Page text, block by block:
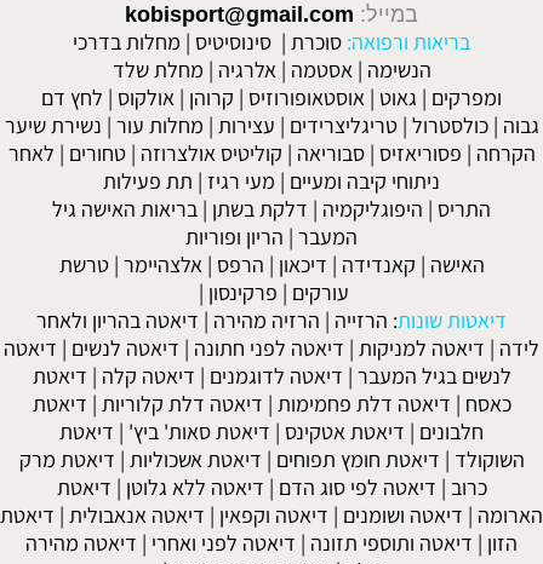
במייל: kobisport@gmail.com
בריאות ורפואה: סוכרת | סינוסיטיס | מחלות בדרכי
הנשימה | אסטמה | אלרגיה | מחלת שלד
ומפרקים | גאוט | אוסטאופורוזיס | קרוהן | אולקוס | לחץ דם
גבוה |כולסטרול |טריגליצרידים | עצירות | מחלות עור | נשירת שיער
הקרחה | פסוריאזיס |סבוריאה | קוליטיס אולצרוזה |טחורים | לאחר
ניתוחי קיבה ומעיים | מעי רגיז | תת פעילות
התריס | היפוגליקמיה | דלקת בשתן | בריאות האישה גיל
המעבר | הריון ופוריות
האישה | קאנדידה | דיכאון | הרפס | אלצהיימר |טרשת
עורקים | פרקינסון |
דיאטות שונות: הרזייה | הרזיה מהירה | דיאטה בהריון ולאחר
לידה | דיאטה למניקות | דיאטה לפני חתונה | דיאטה לנשים | דיאטה
לנשים בגיל המעבר | דיאטה לדוגמנים | דיאטה קלה | דיאטת
כאסח | דיאטה דלת פחמימות | דיאטה דלת קלוריות | דיאטת
חלבונים | דיאטת אטקינס | דיאטת סאות' ביץ' | דיאטת
השוקולד | דיאטת חומץ תפוחים | דיאטת אשכוליות | דיאטת מרק
כרוב | דיאטה לפי סוג הדם | דיאטה ללא גלוטן | דיאטת
הארומה | דיאטה ושומנים | דיאטה וקפאין | דיאטה אנאבולית | דיאטת
הזון | דיאטה ותוספי תזונה | דיאטה לפני ואחרי | דיאטה מהירה